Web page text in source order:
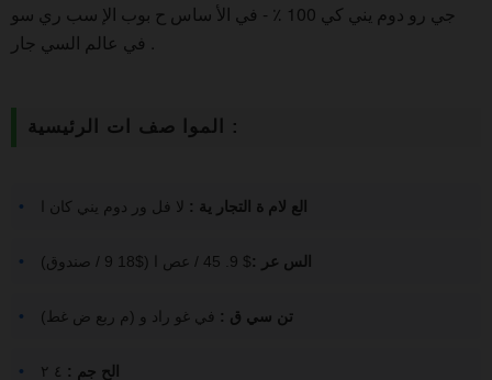
جي رو دوم يني كي 100 ٪ - في الأ ساس ح بوب الإ سب ري سو
في عالم السي جار .
الموا صف ات الرئيسية :
الع لام ة التجار ية : لا فل ور دوم يني كان ا
الس عر :$ 9. 45 / عص ا ($18 9 / صندوق)
تن سي ق : في غو راد و (م ربع ض غط)
الح جم :